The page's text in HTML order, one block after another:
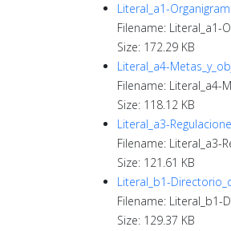
Literal_a1-
Filename: Literal_a1-
Size: 172.29 KB
Literal_a4-
Filename: Literal_a4-
Size: 118.12 KB
Literal_a3-
Filename: Literal_a3-
Size: 121.61 KB
Literal_b1-
Filename: Literal_b1-
Size: 129.37 KB